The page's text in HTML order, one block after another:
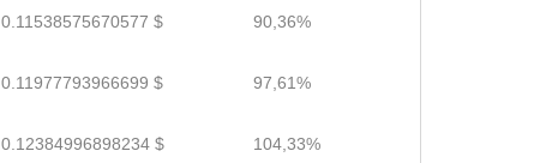
0.11538575670577 $ 90,36%
0.11977793966699 $ 97,61%
0.12384996898234 $ 104,33%